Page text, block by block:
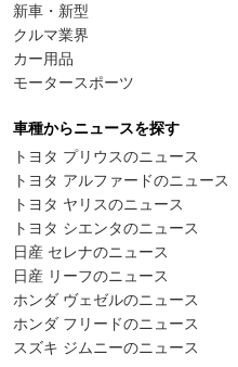
新車・新型
クルマ業界
カー用品
モータースポーツ
車種からニュースを探す
トヨタ プリウスのニュース
トヨタ アルファードのニュース
トヨタ ヤリスのニュース
トヨタ シエンタのニュース
日産 セレナのニュース
日産 リーフのニュース
ホンダ ヴェゼルのニュース
ホンダ フリードのニュース
スズキ ジムニーのニュース